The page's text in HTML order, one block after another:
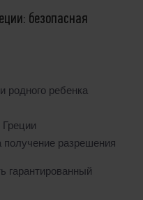
безопасная
родного ребенка
получение разрешения
гарантированный